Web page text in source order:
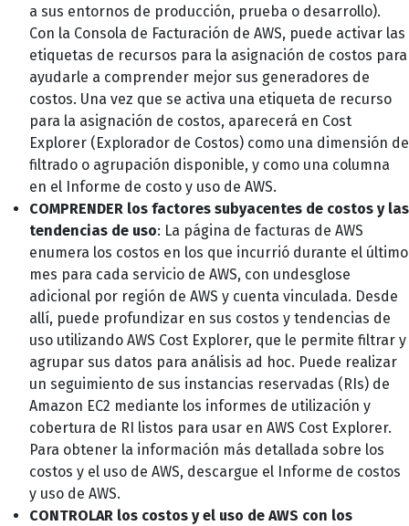
a sus entornos de producción, prueba o desarrollo).
Con la Consola de Facturación de AWS, puede activar las
etiquetas de recursos para la asignación de costos para
ayudarle a comprender mejor sus generadores de
costos. Una vez que se activa una etiqueta de recurso
para la asignación de costos, aparecerá en Cost
Explorer (Explorador de Costos) como una dimensión de
filtrado o agrupación disponible, y como una columna
en el Informe de costo y uso de AWS.
COMPRENDER los factores subyacentes de costos y las
tendencias de uso: La página de facturas de AWS
enumera los costos en los que incurrió durante el último
mes para cada servicio de AWS, con undesglose
adicional por región de AWS y cuenta vinculada. Desde
allí, puede profundizar en sus costos y tendencias de
uso utilizando AWS Cost Explorer, que le permite filtrar y
agrupar sus datos para análisis ad hoc. Puede realizar
un seguimiento de sus instancias reservadas (RIs) de
Amazon EC2 mediante los informes de utilización y
cobertura de RI listos para usar en AWS Cost Explorer.
Para obtener la información más detallada sobre los
costos y el uso de AWS, descargue el Informe de costos
y uso de AWS.
CONTROLAR los costos y el uso de AWS con los